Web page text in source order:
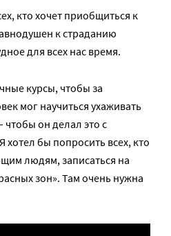
кто хочет приобщиться к
к страданию
для всех нас время.
курсы, чтобы за
мог научиться ухаживать
чтобы он делал это с
бы попросить всех, кто
людям, записаться на
зон». Там очень нужна